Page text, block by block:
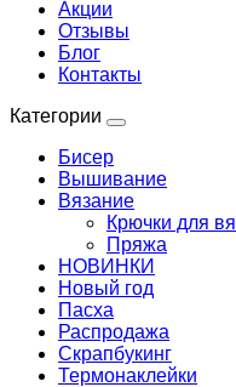
Акции
Отзывы
Блог
Контакты
Категории
Бисер
Вышивание
Вязание
Крючки для
Пряжа
НОВИНКИ
Новый год
Пасха
Распродажа
Скрапбукинг
Термонаклейки